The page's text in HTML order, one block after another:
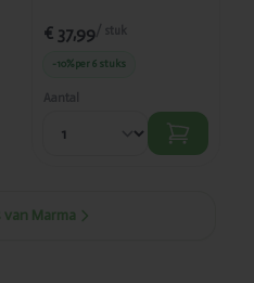
€ 37,99/ stuk
-10%per 6 stuks
Aantal
Marma